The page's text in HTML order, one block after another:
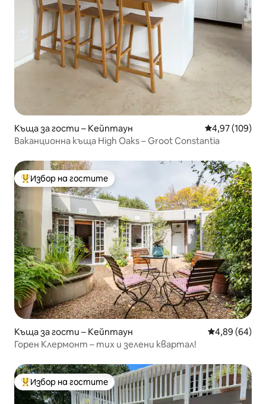
Къща за гости – Кейптаун Средна
4,97 (109)
Ваканционна къща High Oaks – Groot Constantia
Най-популярен избор на гостите
Избор на гостите
Къща за гости – Кейптаун Средна
4,89 (64)
Горен Клермонт – тих и зелени квартал!
Най-популярен избор на гостите
Избор на гостите